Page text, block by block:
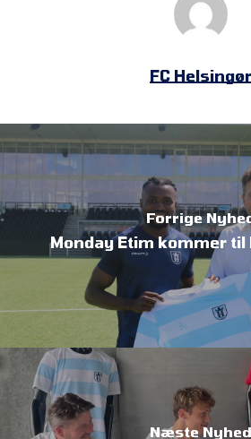
FC Helsingør
Forrige
Monday Etim kommer til
Næste Nyhed